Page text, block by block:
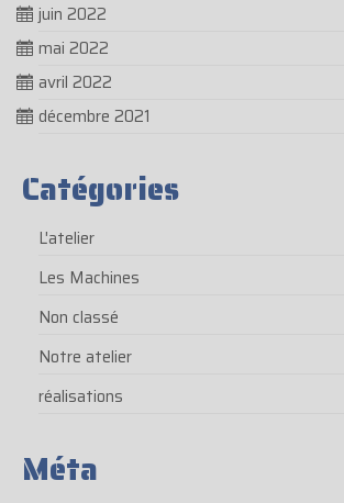
juin 2022
mai 2022
avril 2022
décembre 2021
Catégories
L'atelier
Les Machines
Non classé
Notre atelier
réalisations
Méta